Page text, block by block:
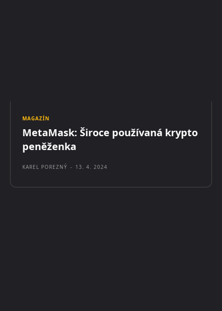
MAGAZÍN
MetaMask: Široce používaná krypto
peněženka
KAREL POREZNÝ - 13. 4. 2024